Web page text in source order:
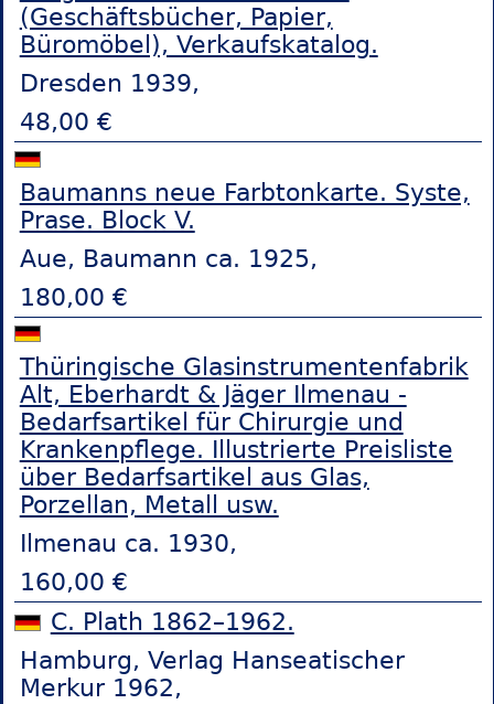
(Geschäftsbücher, Papier,
Büromöbel), Verkaufskatalog.
Dresden 1939,
48,00 €
Baumanns neue Farbtonkarte. Syste,
Prase. Block V.
Aue, Baumann ca. 1925,
180,00 €
Thüringische Glasinstrumentenfabrik
Alt, Eberhardt & Jäger Ilmenau -
Bedarfsartikel für Chirurgie und
Krankenpflege. Illustrierte Preisliste
über Bedarfsartikel aus Glas,
Porzellan, Metall usw.
Ilmenau ca. 1930,
160,00 €
C. Plath 1862–1962.
Hamburg, Verlag Hanseatischer
Merkur 1962,